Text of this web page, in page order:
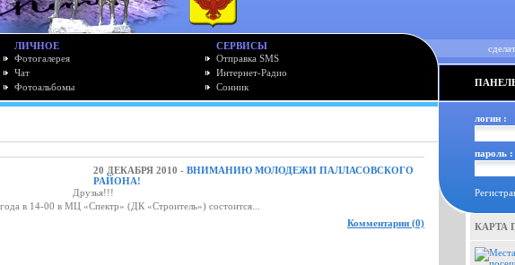
ЛИЧНОЕ
Фотогалерея
Чат
Фотоальбомы
СЕРВИСЫ
Отправка SMS
Интернет-Радио
Сонник
20 ДЕКАБРЯ 2010 - ВНИМАНИЮ МОЛОДЕЖИ ПАЛЛАСОВСКОГО
РАЙОНА!
Друзья!!!
в 14-00 в МЦ «Спектр» (ДК «Строитель») состоится...
Комментарии (0)
логин :
пароль :
КАРТА